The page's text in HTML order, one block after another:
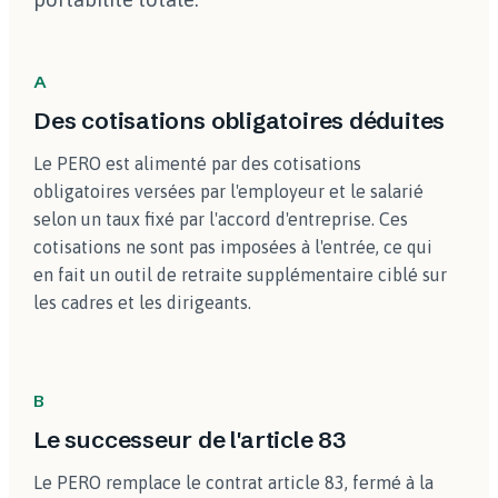
A
Des cotisations obligatoires déduites
Le PERO est alimenté par des cotisations
obligatoires versées par l'employeur et le salarié
selon un taux fixé par l'accord d'entreprise. Ces
cotisations ne sont pas imposées à l'entrée, ce qui
en fait un outil de retraite supplémentaire ciblé sur
les cadres et les dirigeants.
B
Le successeur de l'article 83
Le PERO remplace le contrat article 83, fermé à la